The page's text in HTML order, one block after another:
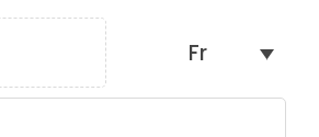
Fr